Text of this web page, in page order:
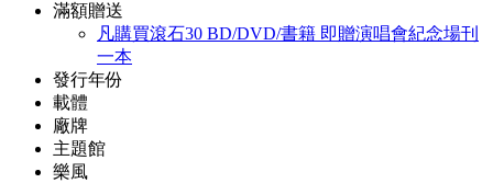
滿額贈送
凡購買滾石30 BD/DVD/書籍 即贈演唱會紀念場刊
一本
發行年份
載體
廠牌
主題館
樂風